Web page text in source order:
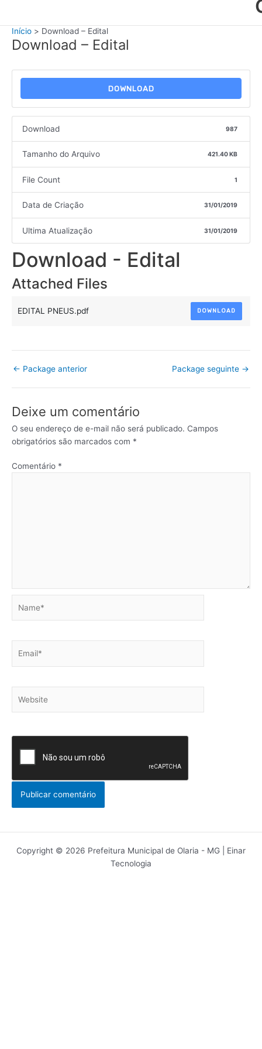
Início Download – Edital
Download – Edital
DOWNLOAD
Download 987
Tamanho do Arquivo 421.40 KB
File Count 1
Data de Criação 31/01/2019
Ultima Atualização 31/01/2019
Download - Edital
Attached Files
EDITAL PNEUS.pdf DOWNLOAD
← Package anterior Package seguinte →
Deixe um comentário
O seu endereço de e-mail não será publicado. Campos
obrigatórios são marcados com *
Comentário *
Copyright © 2026 Prefeitura Municipal de Olaria - MG | Einar
Tecnologia